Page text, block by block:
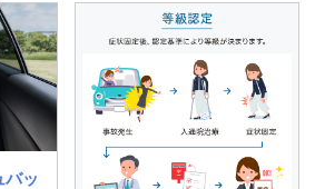
バッ